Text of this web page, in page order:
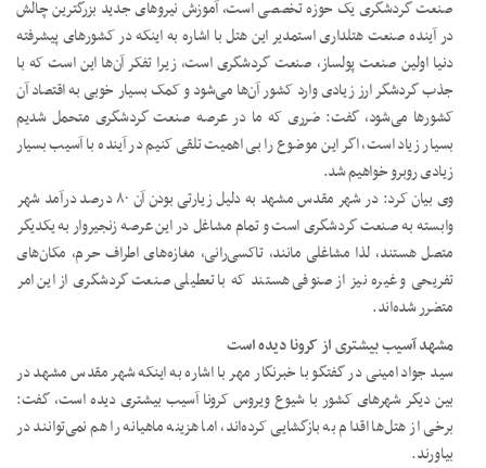
صنعت گردشگری یک حوزه تخصصی است، آموزش نیروهای جدید بزرگترین چالش
در آینده صنعت هتلداری استمدیر این هتل با اشاره به اینکه در کشورهای پیشرفته
دنیا اولین صنعت پولساز، صنعت گردشگری است، زیرا تفکر آن‌ها این است که با
جذب گردشگر ارز زیادی وارد کشور آن‌ها می‌شود و کمک بسیار خوبی به اقتصاد آن
کشورها می‌شود، گفت: ضرری که ما در عرصه صنعت گردشگری متحمل شدیم
بسیار زیاد است، اگر این موضوع را بی اهمیت تلقی کنیم در آینده با آسیب بسیار
زیادی روبرو خواهیم شد.
وی بیان کرد: در شهر مقدس مشهد به دلیل زیارتی بودن آن ۸۰ درصد درآمد شهر
وابسته به صنعت گردشگری است و تمام مشاغل در این عرصه زنجیروار به یکدیگر
متصل هستند، لذا مشاغلی مانند، تاکسی‌رانی، مغازه‌های اطراف حرم، مکان‌های
تفریحی و غیره نیز از صنوفی هستند که با تعطیلی صنعت گردشگری از این امر
متضرر شده‌اند.
مشهد آسیب بیشتری از کرونا دیده است
سید جواد امینی در گفتگو با خبرنگار مهر با اشاره به اینکه شهر مقدس مشهد در
بین دیگر شهرهای کشور با شیوع ویروس کرونا آسیب بیشتری دیده است، گفت:
برخی از هتل‌ها اقدام به بازگشایی کرده‌اند، اما هزینه ماهیانه را هم نمی‌توانند در
بیاورند.